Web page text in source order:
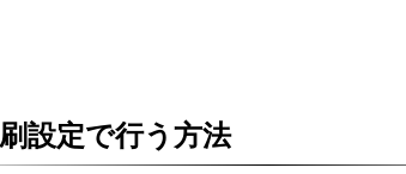
設定で行う方法